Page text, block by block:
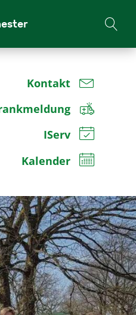
Kontakt
IServ
Kalender